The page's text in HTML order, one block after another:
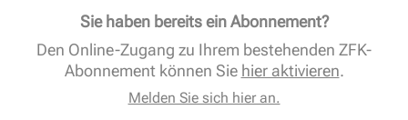
Sie haben bereits ein Abonnement?
Den Online-Zugang zu Ihrem bestehenden ZFK-
Abonnement können Sie hier aktivieren.
Melden Sie sich hier an.